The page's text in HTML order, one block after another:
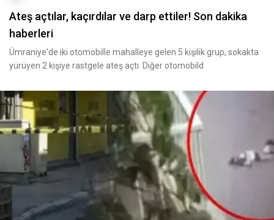
Ateş açtılar, kaçırdılar ve darp ettiler! Son dakika
haberleri
Ümraniye'de iki otomobille mahalleye gelen 5 kişilik grup, sokakta
yürüyen 2 kişiye rastgele ateş açtı. Diğer otomobild